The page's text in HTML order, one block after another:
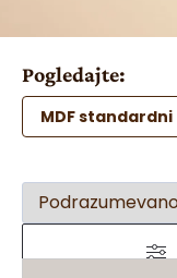
Pogledajte:
MDF standardni